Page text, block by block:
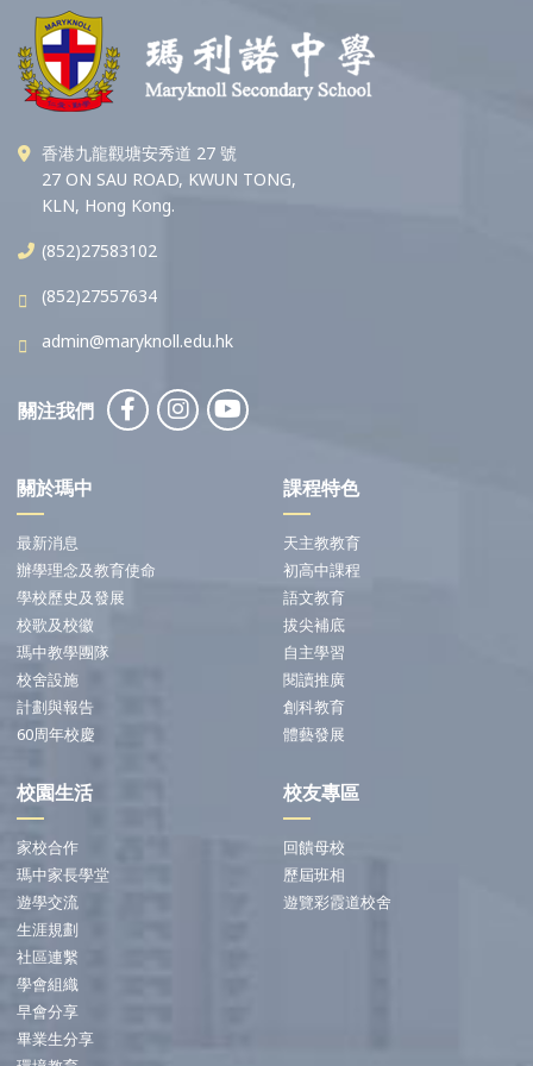
香港九龍觀塘安秀道 27 號
27 ON SAU ROAD, KWUN TONG,
KLN, Hong Kong.
(852)27583102
(852)27557634
admin@maryknoll.edu.hk
關注我們
關於瑪中
最新消息
辦學理念及教育使命
學校歷史及發展
校歌及校徽
瑪中教學團隊
校舍設施
計劃與報告
60周年校慶
課程特色
天主教教育
初高中課程
語文教育
拔尖補底
自主學習
閱讀推廣
創科教育
體藝發展
校園生活
家校合作
瑪中家長學堂
遊學交流
生涯規劃
社區連繫
學會組織
早會分享
畢業生分享
校友專區
回饋母校
歷屆班相
遊覽彩霞道校舍